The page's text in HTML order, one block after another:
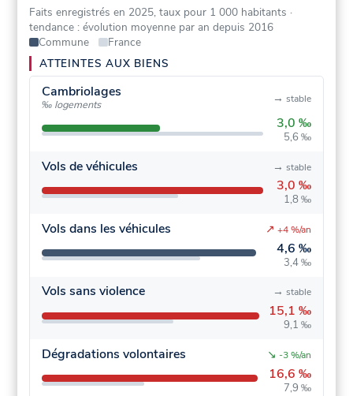
Faits enregistrés en 2025, taux pour 1 000 habitants ·
tendance : évolution moyenne par an depuis 2016
Commune
France
ATTEINTES AUX BIENS
Cambriolages
‰ logements
3,0 ‰
5,6 ‰
→ stable
Vols de véhicules
3,0 ‰
1,8 ‰
→ stable
Vols dans les véhicules
4,6 ‰
3,4 ‰
↗ +4 %/an
Vols sans violence
15,1 ‰
9,1 ‰
→ stable
Dégradations volontaires
16,6 ‰
7,9 ‰
↘ -3 %/an